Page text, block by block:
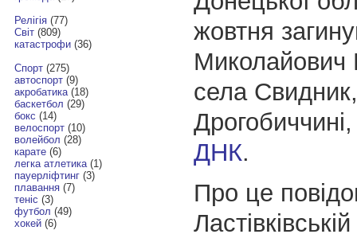
Релігія(77)
Світ(809)
катастрофи(36)
Спорт(275)
автоспорт(9)
акробатика(18)
баскетбол (29)
бокс (14)
велоспорт(10)
волейбол (28)
карате(6)
легка атлетика(1)
пауерліфтинг(3)
плавання(7)
теніс (3)
футбол (49)
хокей(6)
жовтня
Миколайович
села
ДНК.
Про це